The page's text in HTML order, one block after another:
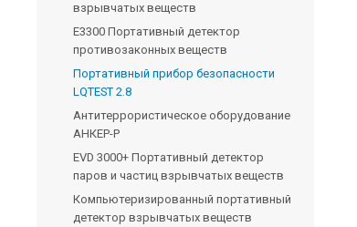
взрывчатых веществ
E3300 Портативный детектор
противозаконных веществ
Портативный прибор безопасности
LQTEST 2.8
Антитеррористическое оборудование
АНКЕР-Р
EVD 3000+ Портативный детектор
паров и частиц взрывчатых веществ
Компьютеризированный портативный
детектор взрывчатых веществ